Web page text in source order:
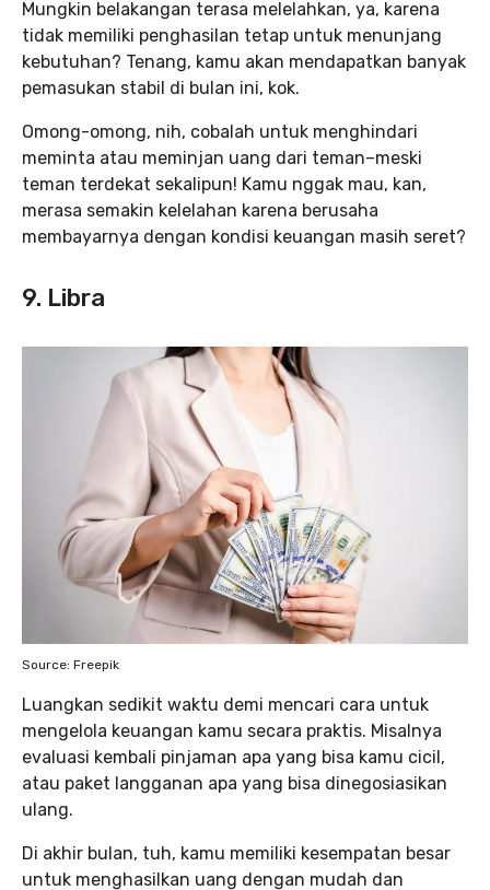
Mungkin belakangan terasa melelahkan, ya, karena
tidak memiliki penghasilan tetap untuk menunjang
kebutuhan? Tenang, kamu akan mendapatkan banyak
pemasukan stabil di bulan ini, kok.
Omong-omong, nih, cobalah untuk menghindari
meminta atau meminjan uang dari teman–meski
teman terdekat sekalipun! Kamu nggak mau, kan,
merasa semakin kelelahan karena berusaha
membayarnya dengan kondisi keuangan masih seret?
9. Libra
Source: Freepik
Luangkan sedikit waktu demi mencari cara untuk
mengelola keuangan kamu secara praktis. Misalnya
evaluasi kembali pinjaman apa yang bisa kamu cicil,
atau paket langganan apa yang bisa dinegosiasikan
ulang.
Di akhir bulan, tuh, kamu memiliki kesempatan besar
untuk menghasilkan uang dengan mudah dan